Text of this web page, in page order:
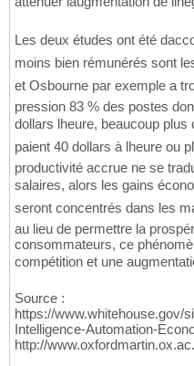
Les deux études ont été
moins bien rémunérés sont
et Osbourne par exemple a
pression 83 % des postes
dollars lheure, beaucoup
paient 40 dollars à lheure ou
productivité accrue ne se
salaires, alors les gains
seront concentrés dans les
au lieu de permettre la
consommateurs, ce
compétition et une
Source :
https://www.whitehouse.gov/
Intelligence-Automation-
http://